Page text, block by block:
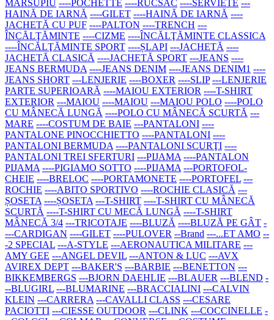
MARSUPIU ----POCHETTE ----RUCSAC ----SERVIETE ---
HAINĂ DE IARNĂ ----GILET ----HAINĂ DE IARNĂ ----
JACHETĂ CU PUF ----PALTON ----TRENCH ---
ÎNCĂLŢĂMINTE ----CIZME ----ÎNCĂLŢĂMINTE CLASSICA
----ÎNCĂLŢĂMINTE SPORT ----ȘLAPI ---JACHETĂ ----
JACHETĂ CLASICĂ ----JACHETĂ SPORT ---JEANS ----
JEANS BERMUDA ----JEANS DENIM ----JEANS DENIM1 ----
JEANS SHORT ---LENJERIE ----BOXER ----SLIP ---LENJERIE
PARTE SUPERIOARĂ ----MAIOU EXTERIOR ----T-SHIRT
EXTERIOR ---MAIOU ----MAIOU ---MAIOU POLO ----POLO
CU MÂNECĂ LUNGĂ ----POLO CU MÂNECĂ SCURTĂ ---
MARE ----COSTUM DE BAIE ---PANTALONI ----
PANTALONE PINOCCHIETTO ----PANTALONI ----
PANTALONI BERMUDA ----PANTALONI SCURŢI ----
PANTALONI TREI SFERTURI ---PIJAMA ----PANTALON
PIJAMA ----PIGIAMO SOTTO ----PIJAMA ---PORTOFOL-
CHEIE ----BRELOC ----PORTAMONETE ----PORTOFEL ---
ROCHIE ----ABITO SPORTIVO ----ROCHIE CLASICĂ ---
ȘOSETA ----ȘOSETA ---T-SHIRT ----T-SHIRT CU MÂNECĂ
SCURTĂ ----T-SHIRT CU MECĂ LUNGĂ ----T-SHIRT
MÂNECĂ 3/4 ---TRICOTAJE ----BLUZĂ ----BLUZĂ PE GÂT -
---CARDIGAN ----GILET ----PULOVER --Brand ---...ET AMO --
-2 SPECIAL ---A-STYLE ---AERONAUTICA MILITARE ---
AMY GEE ---ANGEL DEVIL ---ANTON & LUC ---AVX
AVIREX DEPT ---BAKER'S ---BARBIE ---BENETTON ---
BIKKEMBERGS ---BJORN DAEHLIE ---BLAUER ---BLEND -
--BLUGIRL ---BLUMARINE ---BRACCIALINI ---CALVIN
KLEIN ---CARRERA ---CAVALLI CLASS ---CESARE
PACIOTTI ---CIESSE OUTDOOR ---CLINK ---COCCINELLE -